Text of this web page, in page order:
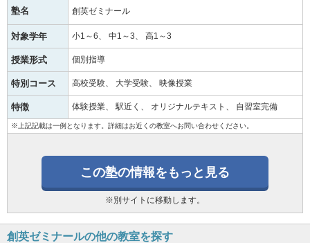
塾名 創英ゼミナール
対象学年 小1～6 中1～3 高1～3
授業形式 個別指導
特別コース 高校受験 大学受験 映像授業
特徴 体験授業 駅近く オリジナルテキスト 自習室完備
※上記記載は一例となります。詳細はお近くの教室へお問い合わせください。
この塾の情報をもっと見る
※別サイトに移動します。
創英ゼミナールの他の教室を探す